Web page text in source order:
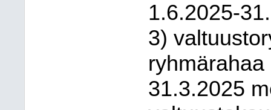
1.6.2025-
3)
31.3.2025